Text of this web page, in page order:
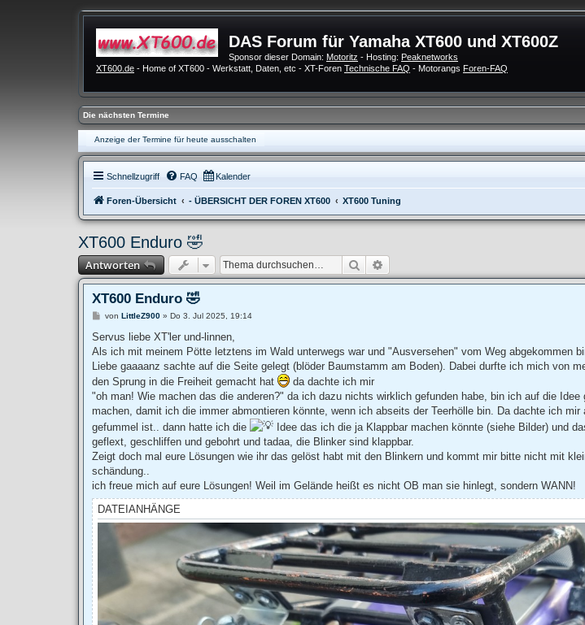
DAS Forum für Yamaha XT600 und XT600Z
Sponsor dieser Domain: Motoritz - Hosting: Peaknetworks
XT600.de - Home of XT600 - Werkstatt, Daten, etc - XT-Foren Technische FAQ - Motorangs Foren-FAQ
Die nächsten Termine
Anzeige der Termine für heute ausschalten
Schnellzugriff FAQ Kalender
Foren-Übersicht - ÜBERSICHT DER FOREN XT600 XT600 Tuning
XT600 Enduro 🤣
Antworten Suche
XT600 Enduro 🤣
B
i
r
a
von LittleZ900» Do 3. Jul 2025, 19:14
Servus liebe XT'ler und-linnen,
Als ich mit meinem Pötte letztens im Wald unterwegs war und "Ausversehen" vom Weg abgekommen
Liebe gaaaanz sachte auf die Seite gelegt (blöder Baumstamm am Boden). Dabei durfte ich mich von
den Sprung in die Freiheit gemacht hat
da dachte ich mir
"oh man! Wie machen das die anderen?" da ich dazu nichts wirklich gefunden habe, bin ich auf die
machen, damit ich die immer abmontieren könnte, wenn ich abseits der Teerhölle bin. Da dachte ich
gefummel ist.. dann hatte ich die
Idee das ich die ja Klappbar machen könnte (siehe Bilder) und
geflext, geschliffen und gebohrt und tadaa, die Blinker sind klappbar.
Zeigt doch mal eure Lösungen wie ihr das gelöst habt mit den Blinkern und kommt mir bitte nicht mit
schändung..
ich freue mich auf eure Lösungen! Weil im Gelände heißt es nicht OB man sie hinlegt, sondern WANN!
DATEIANHÄNGE